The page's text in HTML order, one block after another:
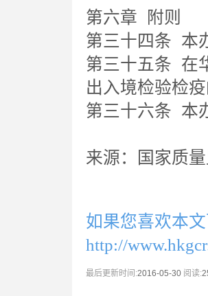
第六章 附则
第三十四条 本
第三十五条 在
出入境检验检
第三十六条 本
来源：国家质
如果您喜欢本
http://
最后更新时间:2016-05-30 阅读: